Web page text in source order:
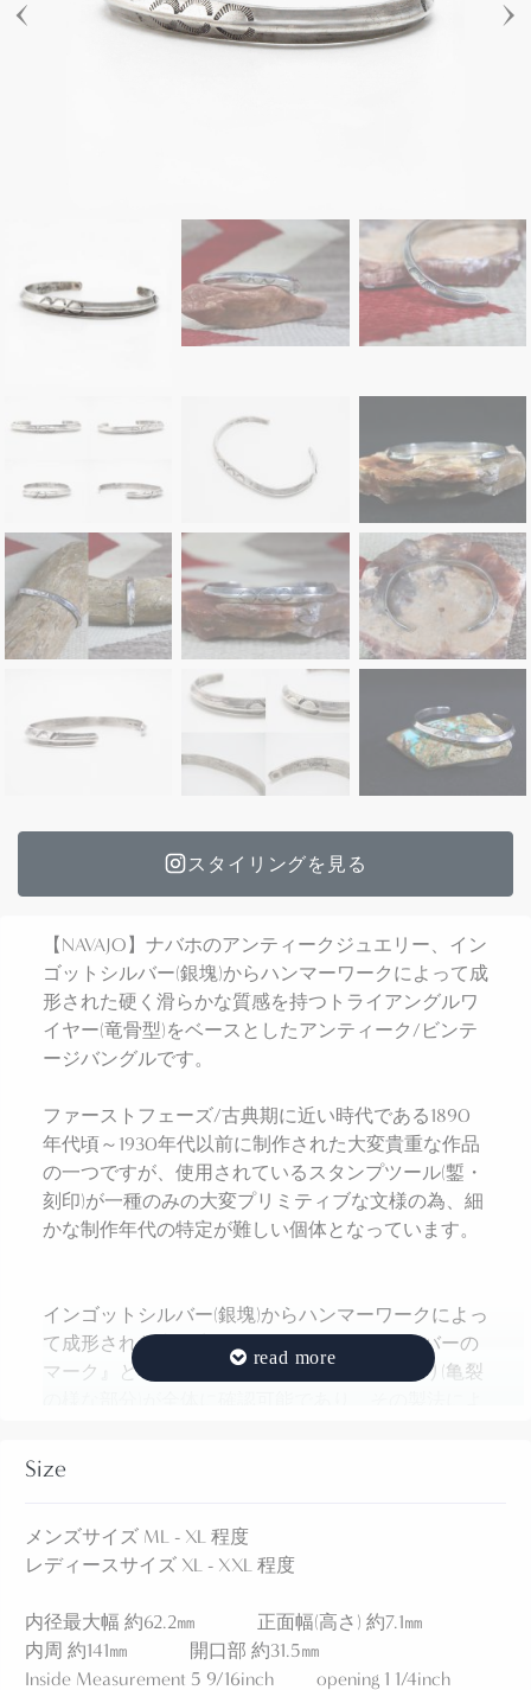
スタイリングを見る
【NAVAJO】ナバホのアンティークジュエリー、イン
ゴットシルバー(銀塊)からハンマーワークによって成
形された硬く滑らかな質感を持つトライアングルワ
イヤー(竜骨型)をベースとしたアンティーク/ビンテ
ージバングルです。
ファーストフェーズ/古典期に近い時代である1890
年代頃～1930年代以前に制作された大変貴重な作品
の一つですが、使用されているスタンプツール(鏨・
刻印)が一種のみの大変プリミティブな文様の為、細
かな制作年代の特定が難しい個体となっています。
インゴットシルバー(銀塊)からハンマーワークによっ
て成形された事で生まれる『インゴットシルバーの
マーク』とも呼ばれる細かなシルバーの重なり(亀裂
エリー制作が普及する以前に作られた物であり、販
売目的ではなく作者自身が自らの財産として身に着
インゴットシルバー(銀塊)を棒状になるまで叩き伸ば
Size
メンズサイズ ML - XL 程度
レディースサイズ XL - XXL 程度
内径最大幅 約62.2㎜ 正面幅(高さ) 約7.1㎜
内周 約141㎜ 開口部 約31.5㎜
Inside Measurement 5 9/16inch opening 1 1/4inch